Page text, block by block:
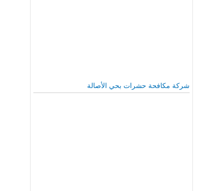
شركة مكافحة حشرات بحي الأصالة